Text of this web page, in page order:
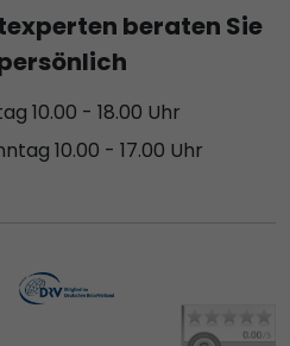
beraten Sie
10.00 - 18.00 Uhr
10.00 - 17.00 Uhr